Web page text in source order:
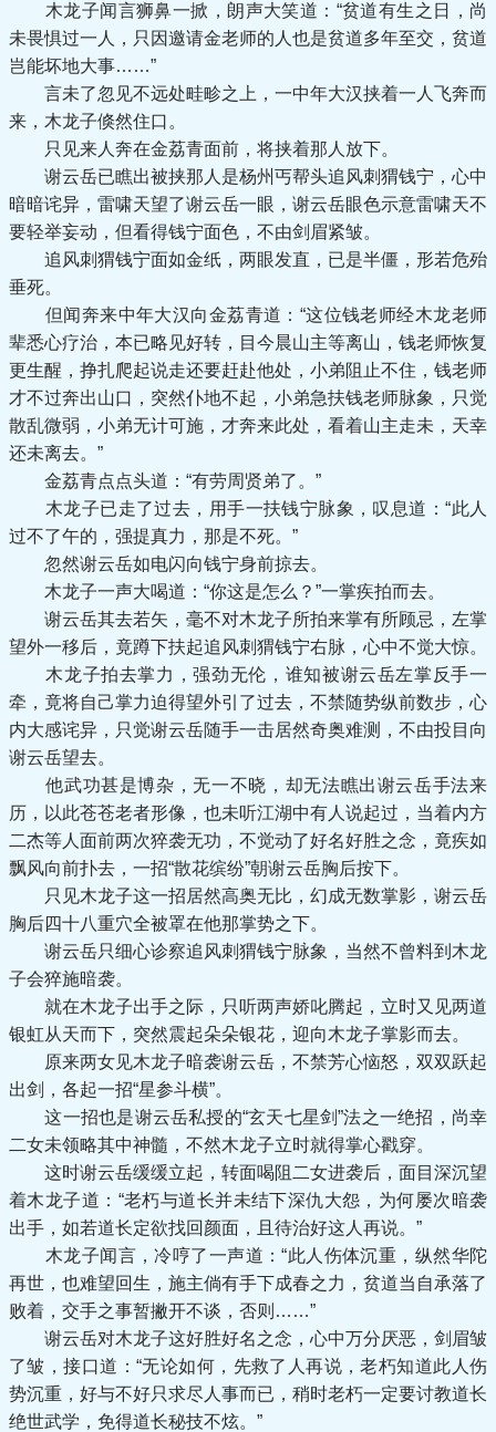
木龙子闻言狮鼻一掀，朗声大笑道：“贫道有生之日，尚
未畏惧过一人，只因邀请金老师的人也是贫道多年至交，贫道
岂能坏地大事……”
言未了忽见不远处畦畛之上，一中年大汉挟着一人飞奔而
来，木龙子倏然住口。
只见来人奔在金荔青面前，将挟着那人放下。
谢云岳已瞧出被挟那人是杨州丐帮头追风刺猬钱宁，心中
暗暗诧异，雷啸天望了谢云岳一眼，谢云岳眼色示意雷啸天不
要轻举妄动，但看得钱宁面色，不由剑眉紧皱。
追风刺猬钱宁面如金纸，两眼发直，已是半僵，形若危殆
垂死。
但闻奔来中年大汉向金荔青道：“这位钱老师经木龙老师
辈悉心疗治，本已略见好转，目今晨山主等离山，钱老师恢复
更生醒，挣扎爬起说走还要赶赴他处，小弟阻止不住，钱老师
才不过奔出山口，突然仆地不起，小弟急扶钱老师脉象，只觉
散乱微弱，小弟无计可施，才奔来此处，看着山主走未，天幸
还未离去。”
金荔青点点头道：“有劳周贤弟了。”
木龙子已走了过去，用手一扶钱宁脉象，叹息道：“此人
过不了午的，强提真力，那是不死。”
忽然谢云岳如电闪向钱宁身前掠去。
木龙子一声大喝道：“你这是怎么？”一掌疾拍而去。
谢云岳其去若矢，毫不对木龙子所拍来掌有所顾忌，左掌
望外一移后，竟蹲下扶起追风刺猬钱宁右脉，心中不觉大惊。
木龙子拍去掌力，强劲无伦，谁知被谢云岳左掌反手一
牵，竟将自己掌力迫得望外引了过去，不禁随势纵前数步，心
内大感诧异，只觉谢云岳随手一击居然奇奥难测，不由投目向
谢云岳望去。
他武功甚是博杂，无一不晓，却无法瞧出谢云岳手法来
历，以此苍苍老者形像，也未听江湖中有人说起过，当着内方
二杰等人面前两次猝袭无功，不觉动了好名好胜之念，竟疾如
飘风向前扑去，一招“散花缤纷”朝谢云岳胸后按下。
只见木龙子这一招居然高奥无比，幻成无数掌影，谢云岳
胸后四十八重穴全被罩在他那掌势之下。
谢云岳只细心诊察追风刺猬钱宁脉象，当然不曾料到木龙
子会猝施暗袭。
就在木龙子出手之际，只听两声娇叱腾起，立时又见两道
银虹从天而下，突然震起朵朵银花，迎向木龙子掌影而去。
原来两女见木龙子暗袭谢云岳，不禁芳心恼怒，双双跃起
出剑，各起一招“星参斗横”。
这一招也是谢云岳私授的“玄天七星剑”法之一绝招，尚幸
二女未领略其中神髓，不然木龙子立时就得掌心戳穿。
这时谢云岳缓缓立起，转面喝阻二女进袭后，面目深沉望
着木龙子道：“老朽与道长并未结下深仇大怨，为何屡次暗袭
出手，如若道长定欲找回颜面，且待治好这人再说。”
木龙子闻言，冷哼了一声道：“此人伤体沉重，纵然华陀
再世，也难望回生，施主倘有手下成春之力，贫道当自承落了
败着，交手之事暂撇开不谈，否则……”
谢云岳对木龙子这好胜好名之念，心中万分厌恶，剑眉皱
了皱，接口道：“无论如何，先救了人再说，老朽知道此人伤
势沉重，好与不好只求尽人事而已，稍时老朽一定要讨教道长
绝世武学，免得道长秘技不炫。”